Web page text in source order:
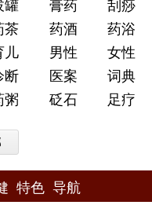
茶 药酒
药浴
儿 男性
女性
断 医案
词典
粥 砭石 足疗
特色 导航